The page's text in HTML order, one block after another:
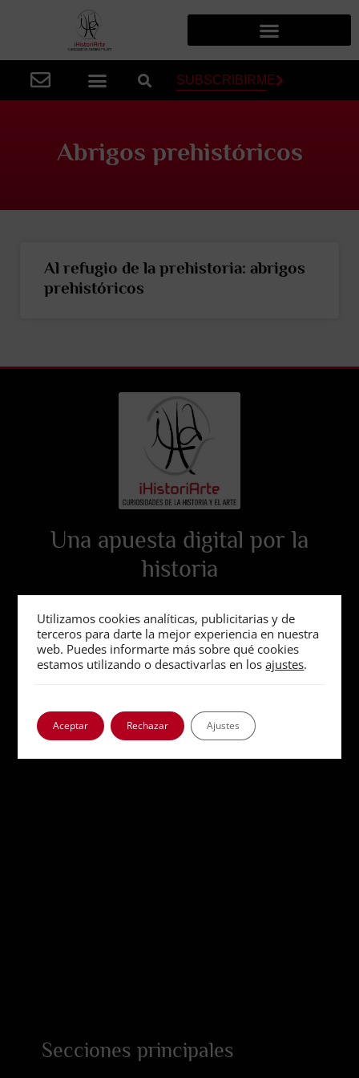
SUBSCRIBIRME
Abrigos prehistóricos
Al refugio de la prehistoria: abrigos
prehistóricos
Una apuesta digital por la
historia
Secciones principales
Utilizamos cookies analíticas, publicitarias y de
terceros para darte la mejor experiencia en nuestra
web. Puedes informarte más sobre qué cookies
estamos utilizando o desactivarlas en losajustes.
Aceptar Rechazar Ajustes